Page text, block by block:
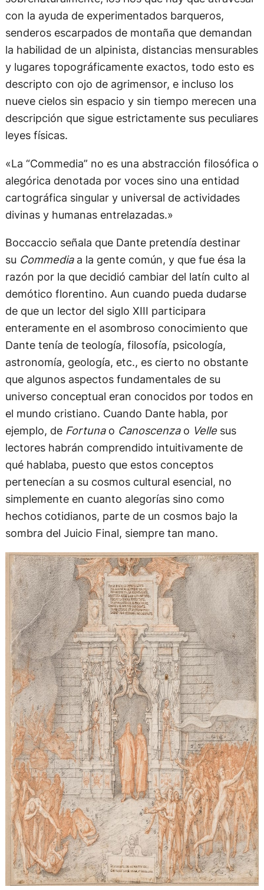
con la ayuda de experimentados barqueros,
senderos escarpados de montaña que demandan
la habilidad de un alpinista, distancias mensurables
y lugares topográficamente exactos, todo esto es
descripto con ojo de agrimensor, e incluso los
nueve cielos sin espacio y sin tiempo merecen una
descripción que sigue estrictamente sus peculiares
leyes físicas.
«La “Commedia” no es una abstracción filosófica o
alegórica denotada por voces sino una entidad
cartográfica singular y universal de actividades
divinas y humanas entrelazadas.»
Boccaccio señala que Dante pretendía destinar
su Commediaa la gente común, y que fue ésa la
razón por la que decidió cambiar del latín culto al
demótico florentino. Aun cuando pueda dudarse
de que un lector del siglo XIII participara
enteramente en el asombroso conocimiento que
Dante tenía de teología, filosofía, psicología,
astronomía, geología, etc., es cierto no obstante
que algunos aspectos fundamentales de su
universo conceptual eran conocidos por todos en
el mundo cristiano. Cuando Dante habla, por
ejemplo, de Fortunao Canoscenza o Velle sus
lectores habrán comprendido intuitivamente de
qué hablaba, puesto que estos conceptos
pertenecían a su cosmos cultural esencial, no
simplemente en cuanto alegorías sino como
hechos cotidianos, parte de un cosmos bajo la
sombra del Juicio Final, siempre tan mano.